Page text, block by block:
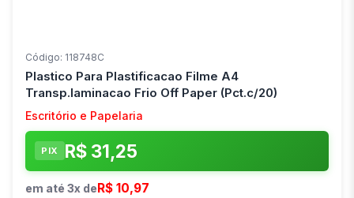
Código: 118748C
Plastico Para Plastificacao Filme A4
Transp.laminacao Frio Off Paper (Pct.c/20)
Escritório e Papelaria
PIX R$ 31,25
em até 3x deR$ 10,97